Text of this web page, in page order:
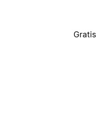
Gratis